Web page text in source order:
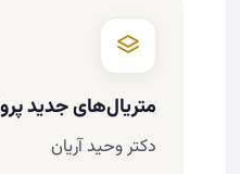
نحوه تبادل ارز و
جابجایی امن در
قراردادهای سنگین
با وکیل مالک چطور
چیزهایی برایشان
متریال‌های جدید
دکتر وحید آریان